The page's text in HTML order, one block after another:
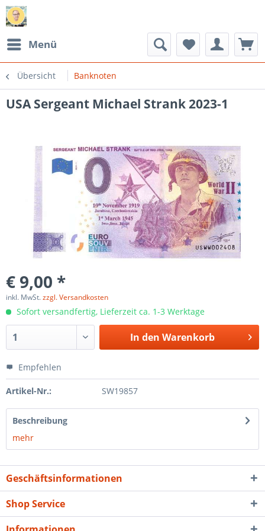
Menü
Übersicht Banknoten
USA Sergeant Michael Strank 2023-1
€ 9,00 *
inkl. MwSt.zzgl. Versandkosten
Sofort versandfertig, Lieferzeit ca. 1-3 Werktage
In den Warenkorb
Empfehlen
Artikel-Nr.: SW19857
Beschreibung
mehr
Geschäftsinformationen
Shop Service